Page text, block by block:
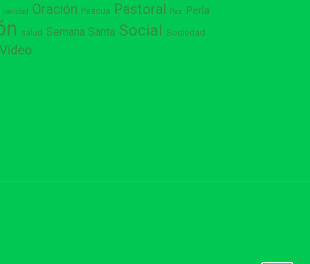
navidad Oración Pascua Pastoral Paz Perla
salud Semana Santa Social Sociedad
Vídeo